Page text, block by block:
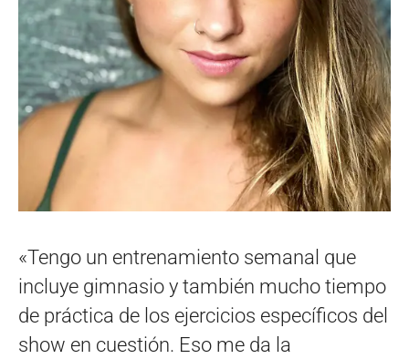
«Tengo un entrenamiento semanal que
incluye gimnasio y también mucho tiempo
de práctica de los ejercicios específicos del
show en cuestión. Eso me da la